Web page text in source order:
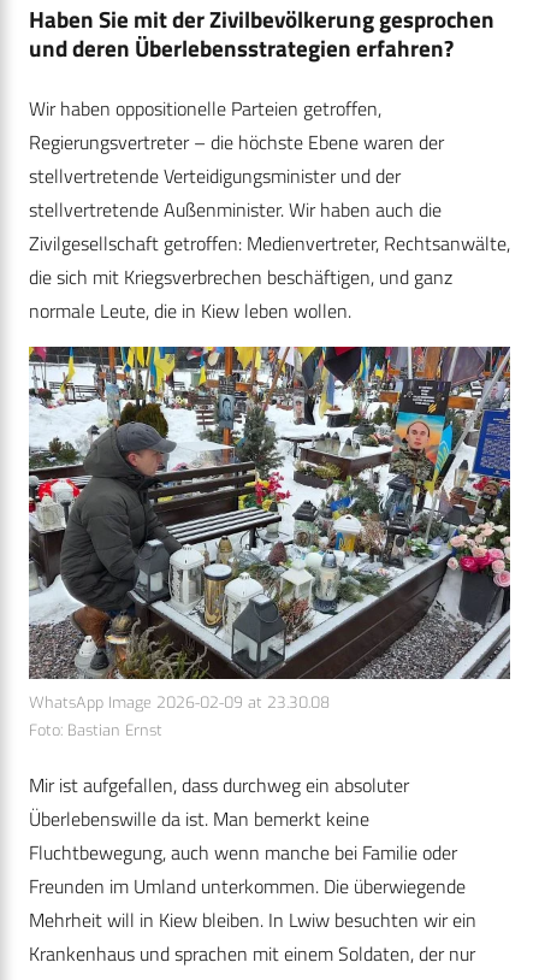
Haben Sie mit der Zivilbevölkerung gesprochen
und deren Überlebensstrategien erfahren?
Wir haben oppositionelle Parteien getroffen,
Regierungsvertreter – die höchste Ebene waren der
stellvertretende Verteidigungsminister und der
stellvertretende Außenminister. Wir haben auch die
Zivilgesellschaft getroffen: Medienvertreter, Rechtsanwälte,
die sich mit Kriegsverbrechen beschäftigen, und ganz
normale Leute, die in Kiew leben wollen.
WhatsApp Image 2026-02-09 at 23.30.08
Foto: Bastian Ernst
Mir ist aufgefallen, dass durchweg ein absoluter
Überlebenswille da ist. Man bemerkt keine
Fluchtbewegung, auch wenn manche bei Familie oder
Freunden im Umland unterkommen. Die überwiegende
Mehrheit will in Kiew bleiben. In Lwiw besuchten wir ein
Krankenhaus und sprachen mit einem Soldaten, der nur